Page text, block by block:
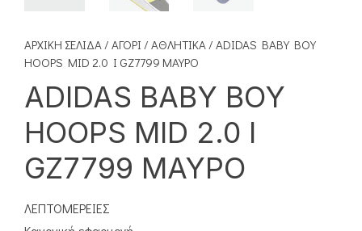
ΑΡΧΙΚΉ ΣΕΛΊΔΑ/ ΑΓΌΡΙ / ΑΘΛΗΤΙΚΆ/ ADIDAS BABY BOY
HOOPS MID 2.0 I GZ7799 ΜΑΥΡΟ
ADIDAS BABY BOY
HOOPS MID 2.0 I
GZ7799 ΜΑΥΡΟ
ΛΕΠΤΟΜΕΡΕΙΕΣ